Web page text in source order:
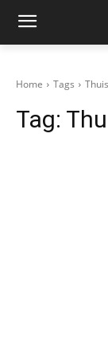
Home Tags
Tag: